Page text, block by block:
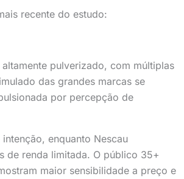
recente do estudo:
pulverizado, com múltiplas
das grandes marcas se
por percepção de
enquanto Nescau
de renda limitada. O público 35+
maior sensibilidade a preço e